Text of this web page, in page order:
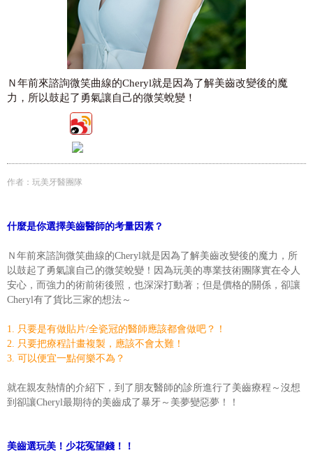
Ｎ年前來諮詢微笑曲線的Cheryl就是因為了解美齒改變後的魔
力，所以鼓起了勇氣讓自己的微笑蛻變！
作者：玩美牙醫團隊
什麼是你選擇美齒醫師的考量因素？
Ｎ年前來諮詢微笑曲線的Cheryl就是因為了解美齒改變後的魔力，所
以鼓起了勇氣讓自己的微笑蛻變！因為玩美的專業技術團隊實在令人
安心，而強力的術前術後照，也深深打動著；但是價格的關係，卻讓
Cheryl有了貨比三家的想法～
1. 只要是有做貼片/全瓷冠的醫師應該都會做吧？！
2. 只要把療程計畫複製，應該不會太難！
3. 可以便宜一點何樂不為？
就在親友熱情的介紹下，到了朋友醫師的診所進行了美齒療程～沒想
到卻讓Cheryl最期待的美齒成了暴牙～美夢變惡夢！！
美齒選玩美！少花冤望錢！！